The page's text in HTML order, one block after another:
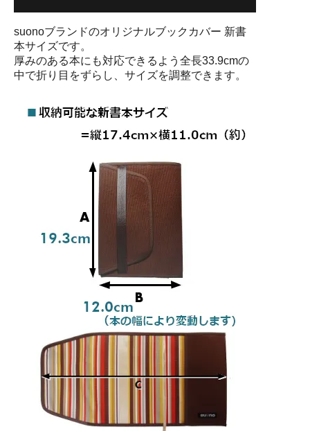
suonoブランドのオリジナルブックカバー 新書
本サイズです。
厚みのある本にも対応できるよう全長33.9cmの
中で折り目をずらし、サイズを調整できます。